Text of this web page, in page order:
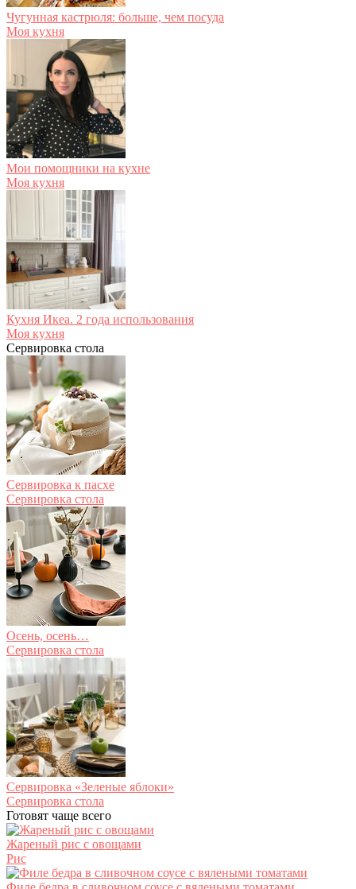
Чугунная кастрюля: больше, чем посуда
Моя кухня
Мои помощники на кухне
Моя кухня
Кухня Икеа. 2 года использования
Моя кухня
Сервировка стола
Сервировка к пасхе
Сервировка стола
Осень, осень…
Сервировка стола
Сервировка «Зеленые яблоки»
Сервировка стола
Готовят чаще всего
Жареный рис с овощами
Рис